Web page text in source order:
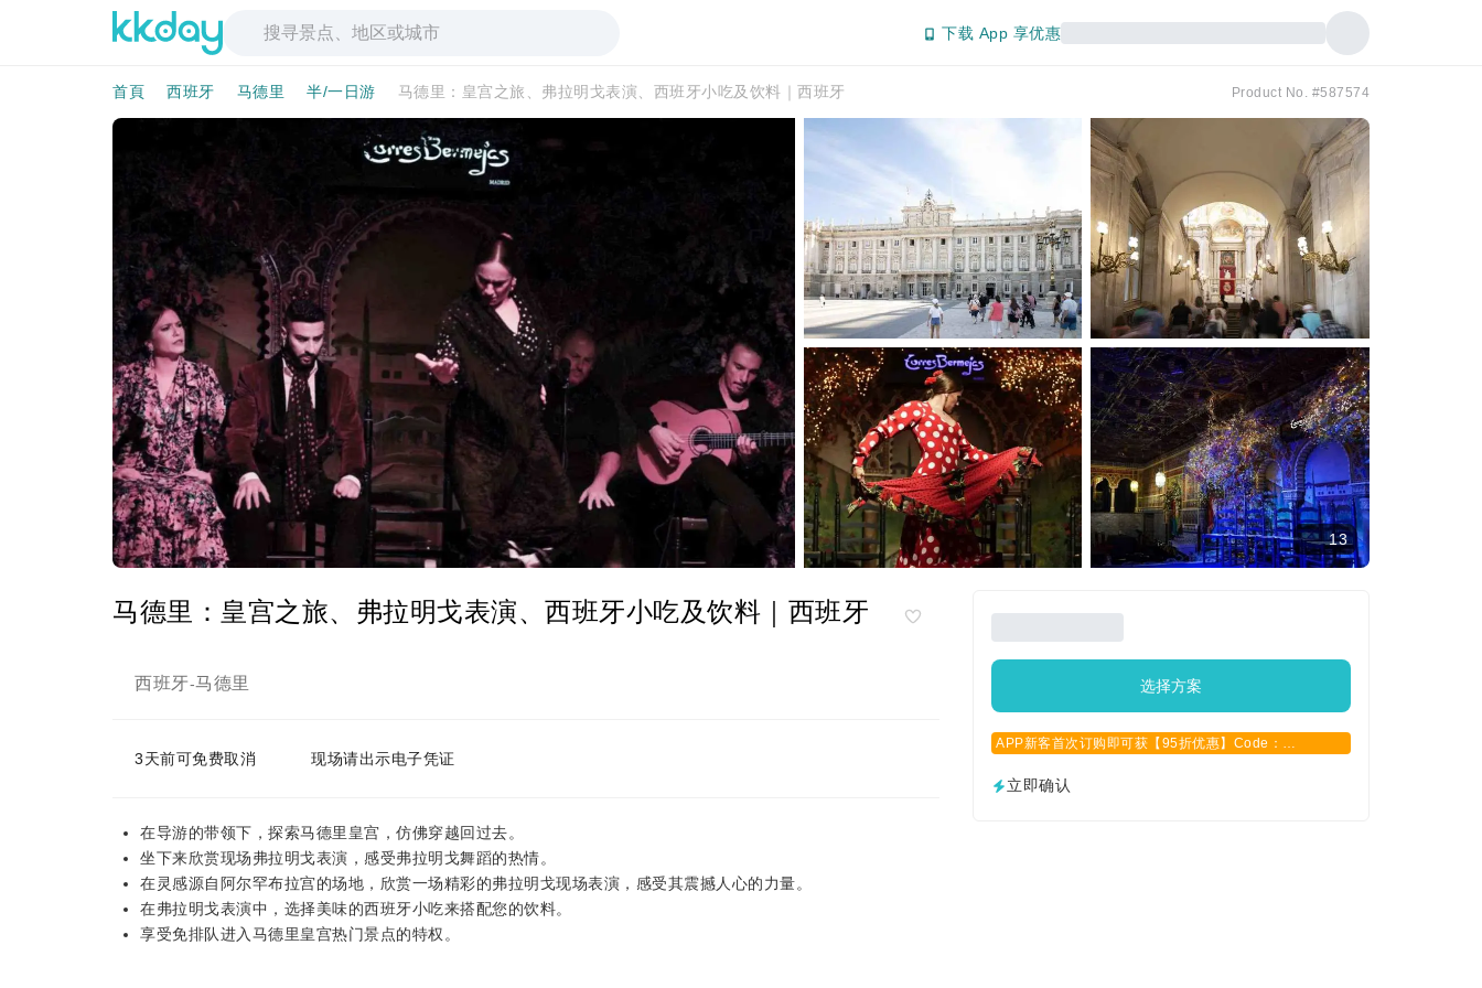
下载 App 享优惠
首頁 西班牙 马德里 半/一日游 马德里：皇宫之旅、弗拉明戈表演、西班牙小吃及饮料｜西班牙 Product No. #587574
13
马德里：皇宫之旅、弗拉明戈表演、西班牙小吃及饮料｜西班牙
西班牙-马德里
3天前可免费取消 现场请出示电子凭证
在导游的带领下，探索马德里皇宫，仿佛穿越回过去。
坐下来欣赏现场弗拉明戈表演，感受弗拉明戈舞蹈的热情。
在灵感源自阿尔罕布拉宫的场地，欣赏一场精彩的弗拉明戈现场表演，感受其震撼人心的力量。
在弗拉明戈表演中，选择美味的西班牙小吃来搭配您的饮料。
享受免排队进入马德里皇宫热门景点的特权。
选择方案
APP新客首次订购即可获【95折优惠】Code：
立即确认